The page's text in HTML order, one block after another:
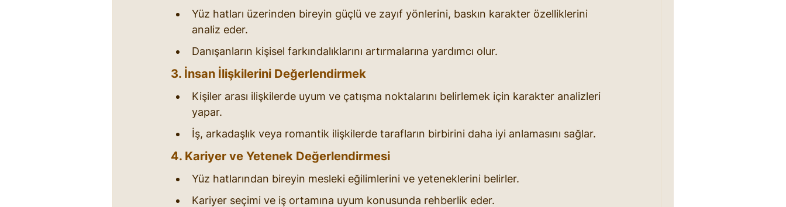
Yüz hatları üzerinden bireyin güçlü ve zayıf yönlerini, baskın karakter özelliklerini
analiz eder.
Danışanların kişisel farkındalıklarını artırmalarına yardımcı olur.
3. İnsan İlişkilerini Değerlendirmek
Kişiler arası ilişkilerde uyum ve çatışma noktalarını belirlemek için karakter analizleri
yapar.
İş, arkadaşlık veya romantik ilişkilerde tarafların birbirini daha iyi anlamasını sağlar.
4. Kariyer ve Yetenek Değerlendirmesi
Yüz hatlarından bireyin mesleki eğilimlerini ve yeteneklerini belirler.
Kariyer seçimi ve iş ortamına uyum konusunda rehberlik eder.